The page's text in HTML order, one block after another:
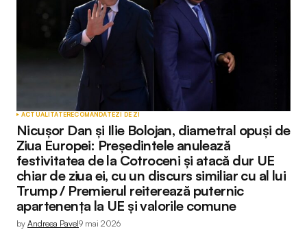
ACTUALITATERECOMANDATEZI DE ZI
Nicușor Dan și Ilie Bolojan, diametral opuși de
Ziua Europei: Președintele anulează
festivitatea de la Cotroceni și atacă dur UE
chiar de ziua ei, cu un discurs similiar cu al lui
Trump / Premierul reiterează puternic
apartenența la UE și valorile comune
by Andreea Pavel9 mai 2026